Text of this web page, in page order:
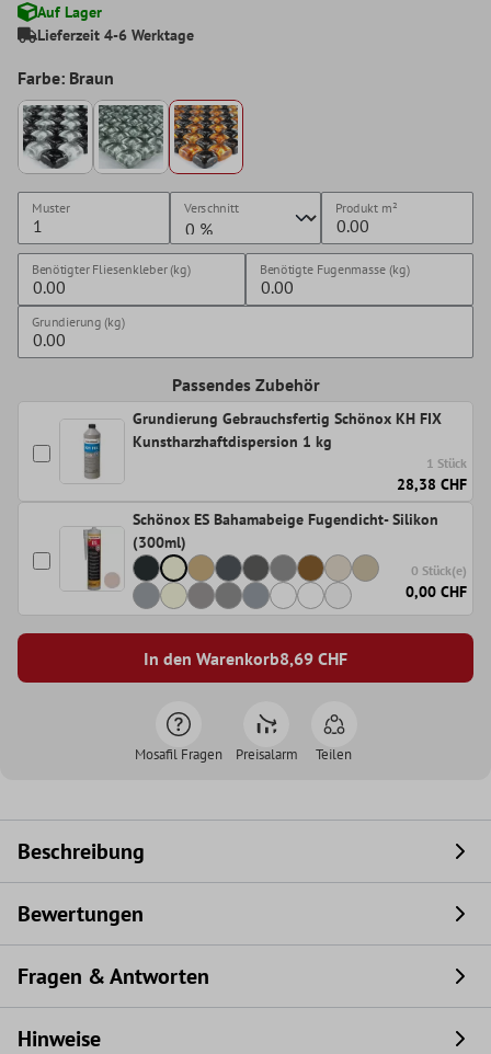
Auf Lager
Lieferzeit 4-6 Werktage
Farbe: Braun
Muster Verschnitt Produkt m²
Benötigter Fliesenkleber (kg) Benötigte Fugenmasse (kg)
Grundierung (kg)
Passendes Zubehör
Grundierung Gebrauchsfertig Schönox KH FIX
Kunstharzhaftdispersion 1 kg
1 Stück
28,38 CHF
Schönox ES Bahamabeige Fugendicht- Silikon
(300ml)
0 Stück(e)
0,00 CHF
In den Warenkorb8,69 CHF
Mosafil Fragen Preisalarm Teilen
Beschreibung
Bewertungen
Fragen & Antworten
Hinweise